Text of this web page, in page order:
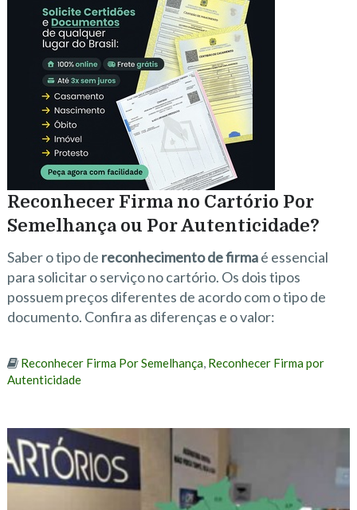
Reconhecer Firma no Cartório Por
Semelhança ou Por Autenticidade?
Saber o tipo de reconhecimento de firmaé essencial
para solicitar o serviço no cartório. Os dois tipos
possuem preços diferentes de acordo com o tipo de
documento. Confira as diferenças e o valor:
Reconhecer Firma Por Semelhança, Reconhecer Firma por
Autenticidade